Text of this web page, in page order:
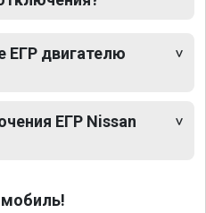
ЕГР двигателю
ЕГР Nissan